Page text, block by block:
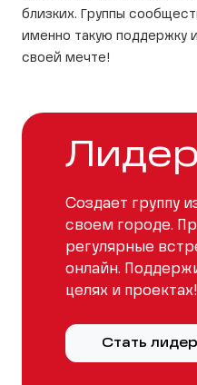
близких. Группы
именно такую поддержку
своей мечте!
Лидер
Создает группу
своем городе.
регулярные
онлайн.
целях и проектах!
Стать